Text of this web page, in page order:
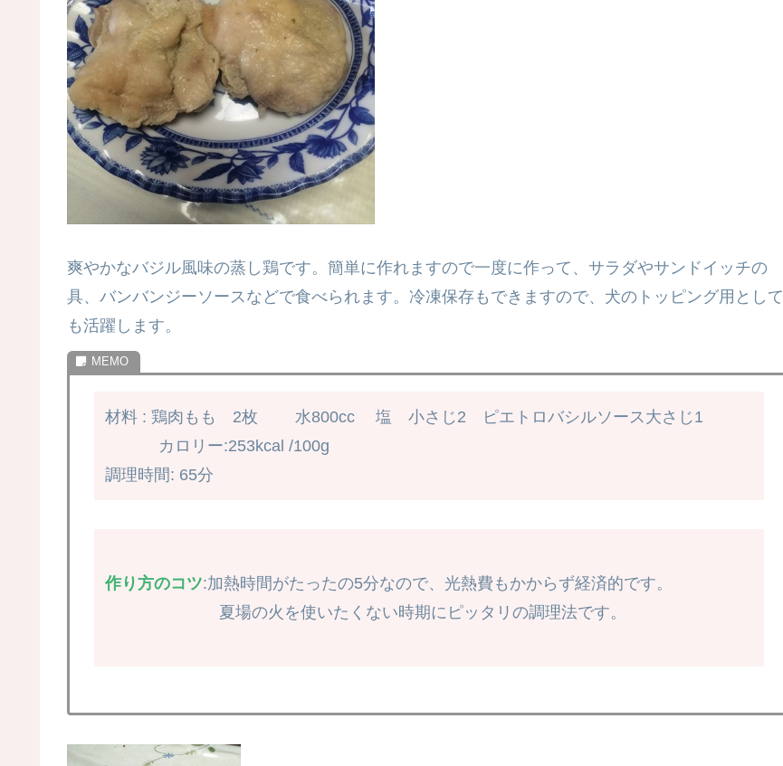
爽やかなバジル風味の蒸し鶏です。簡単に作れますので一度に作って、サラダやサンドイッチの
具、バンバンジーソースなどで食べられます。冷凍保存もできますので、犬のトッピング用として
も活躍します。
材料 : 鶏肉もも 2枚 水800cc 塩 小さじ2 ピエトロバシルソース大さじ1
カロリー:253kcal /100g
調理時間: 65分
作り方のコツ:加熱時間がたったの5分なので、光熱費もかからず経済的です。
夏場の火を使いたくない時期にピッタリの調理法です。